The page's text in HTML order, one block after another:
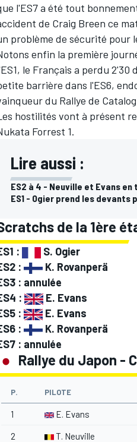
CHAMPIONNATS
l'ES7 a été tout
de Craig Breen ce
problème de sécurité pour
enfin la première
le Français a perdu
barrière dans l'ES6,
du Rallye de
hostilités vont à présent
Forrest 1.
Lire aussi :
ES2 à 4 - Neuville et Evans
ES1 - Ogier prend les
de la 1ère
:
S. Ogier
:
K. Rovanperä
: annulée
:
E. Evans
:
E. Evans
:
K. Rovanperä
: annulée
Rallye du Japon -
P. PILOTE
1 E. Evans
2 T. Neuville